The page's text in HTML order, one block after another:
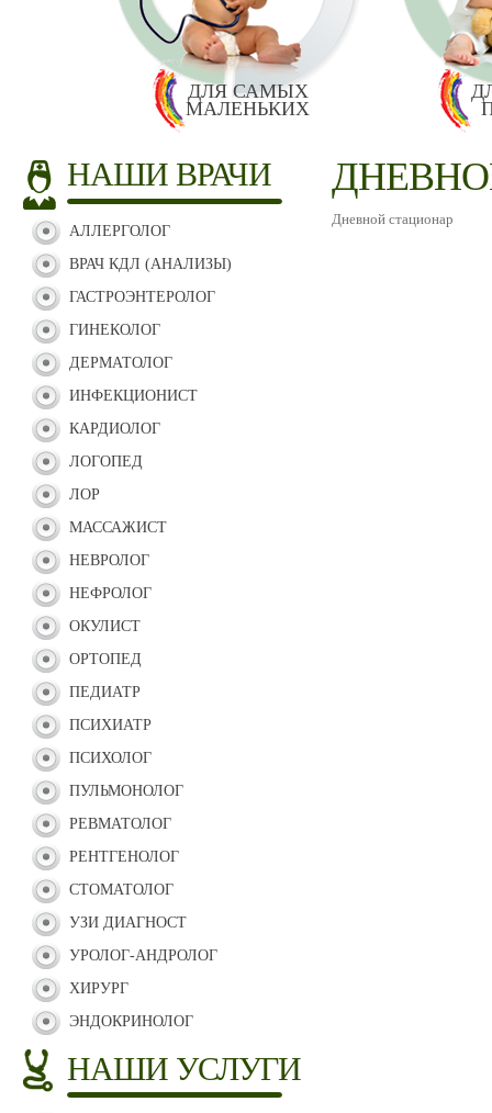
ДЛЯ САМЫХ
МАЛЕНЬКИХ
НАШИ ВРАЧИ
АЛЛЕРГОЛОГ
ВРАЧ КДЛ (АНАЛИЗЫ)
ГАСТРОЭНТЕРОЛОГ
ГИНЕКОЛОГ
ДЕРМАТОЛОГ
ИНФЕКЦИОНИСТ
КАРДИОЛОГ
ЛОГОПЕД
ЛОР
МАССАЖИСТ
НЕВРОЛОГ
НЕФРОЛОГ
ОКУЛИСТ
ОРТОПЕД
ПЕДИАТР
ПСИХИАТР
ПСИХОЛОГ
ПУЛЬМОНОЛОГ
РЕВМАТОЛОГ
РЕНТГЕНОЛОГ
СТОМАТОЛОГ
УЗИ ДИАГНОСТ
УРОЛОГ-АНДРОЛОГ
ХИРУРГ
ЭНДОКРИНОЛОГ
НАШИ УСЛУГИ
Дневной стационар